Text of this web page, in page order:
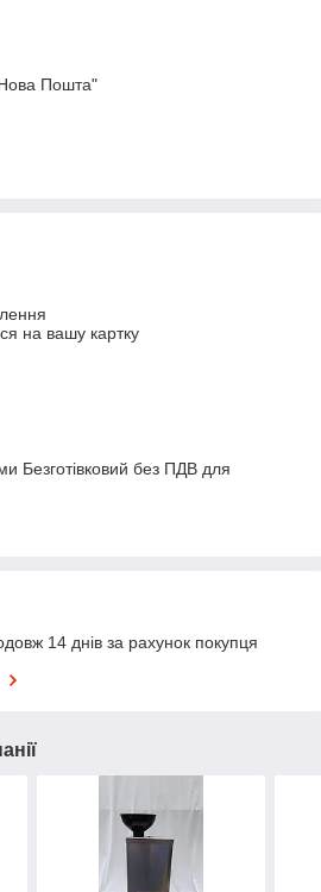
Пошта"
на вашу картку
Безготівковий без ПДВ для
14 днів за рахунок покупця